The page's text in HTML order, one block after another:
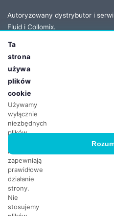
Autoryzowany dystrybutor i
Fluid i Collomix.
KONTAKT
Adres:
62-064 Plewiska, Poland
Tel: +48 61 86 77 208
Email: biuro@ichservice.com
© 2026 ICH Poland Sp. z o.o.
NIP: 779-22-74-520
Ta
strona
używa
plików
cookie
Używamy
wyłącznie
niezbędnych
plików
które
zapewniają
prawidłowe
działanie
strony.
Nie
stosujemy